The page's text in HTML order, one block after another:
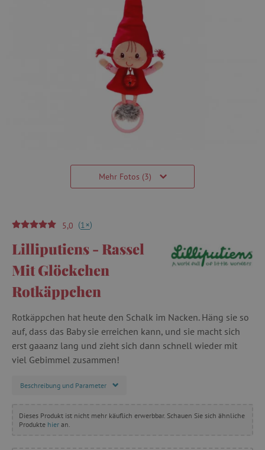
Mehr Fotos (3)
5,0 (1+)
Lilliputiens - Rassel
Mit Glöckchen
Rotkäppchen
Rotkäppchen hat heute den Schalk im Nacken. Häng sie so
auf, dass das Baby sie erreichen kann, und sie macht sich
erst gaaanz lang und zieht sich dann schnell wieder mit
viel Gebimmel zusammen!
Beschreibung und Parameter
Dieses Produkt ist nicht mehr käuflich erwerbbar. Schauen Sie sich ähnliche
Produkte hier an.